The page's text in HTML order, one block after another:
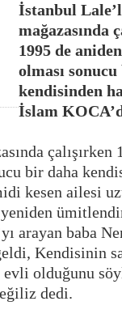
İstanbul
mağazasında
1995 de
olması
kendisinden
İslam
çalışırken
bir daha
kesen ailesi
arayan baba
Kendisinin
evli olduğunu
dedi.